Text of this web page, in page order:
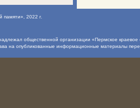
памяти», 2022 г.
общественной организации «Пермское
на опубликованные информационные материалы